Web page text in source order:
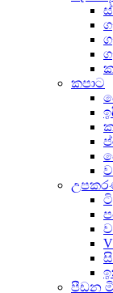
කපාට
පීඩන